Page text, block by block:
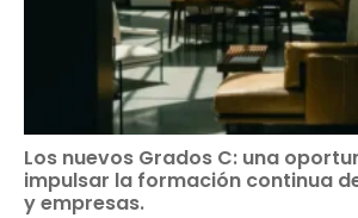
Los nuevos Grados C: una
impulsar la formación continua
y empresas.